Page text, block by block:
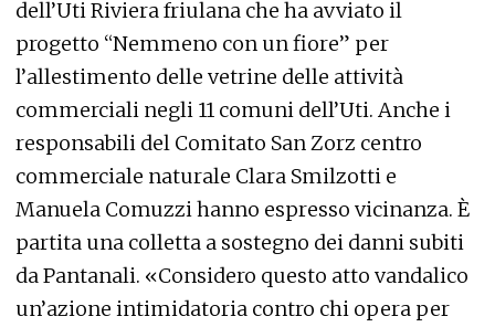
dell’Uti Riviera friulana che ha avviato il
progetto “Nemmeno con un fiore” per
l’allestimento delle vetrine delle attività
commerciali negli 11 comuni dell’Uti. Anche i
responsabili del Comitato San Zorz centro
commerciale naturale Clara Smilzotti e
Manuela Comuzzi hanno espresso vicinanza. È
partita una colletta a sostegno dei danni subiti
da Pantanali. «Considero questo atto vandalico
un’azione intimidatoria contro chi opera per